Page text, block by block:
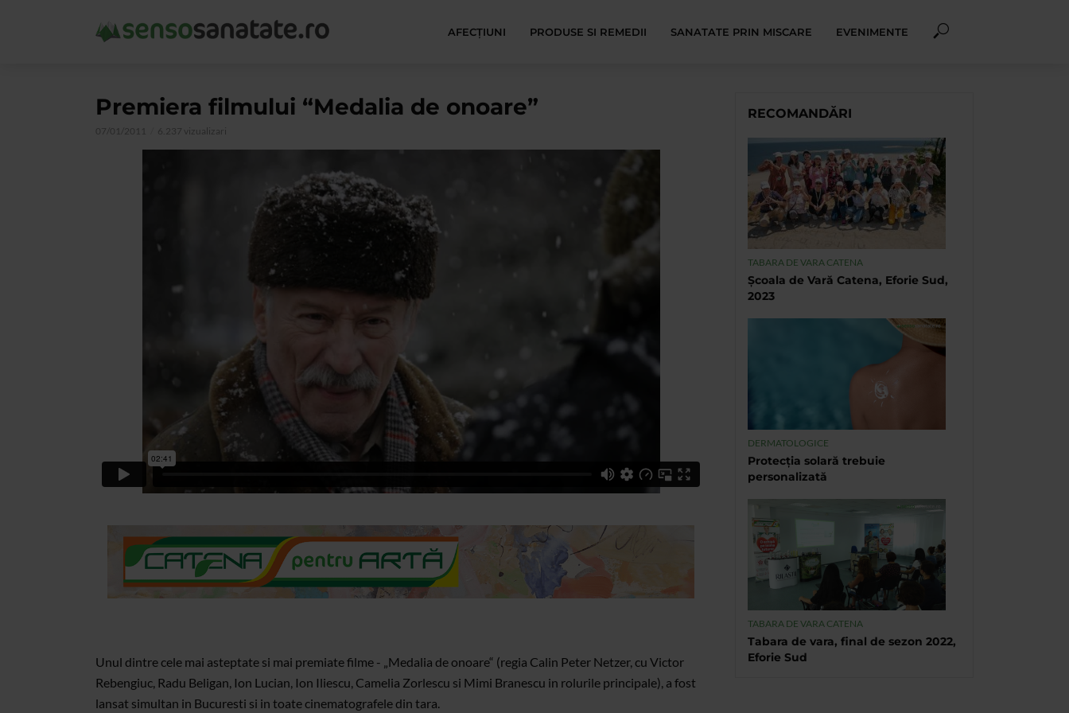
AFECŢIUNI PRODUSE SI REMEDII SANATATE PRIN MISCARE EVENIMENTE
Premiera filmului “Medalia de onoare”
07/01/2011 6.237 vizualizari
Unul dintre cele mai asteptate si mai premiate filme - „Medalia de onoare“ (regia Calin Peter Netzer, cu Victor
Rebengiuc, Radu Beligan, Ion Lucian, Ion Iliescu, Camelia Zorlescu si Mimi Branescu in rolurile principale), a fost
lansat simultan in Bucuresti si in toate cinematografele din tara.
RECOMANDĂRI
TABARA DE VARA CATENA
Școala de Vară Catena, Eforie Sud,
2023
DERMATOLOGICE
Protecția solară trebuie
personalizată
TABARA DE VARA CATENA
Tabara de vara, final de sezon 2022,
Eforie Sud